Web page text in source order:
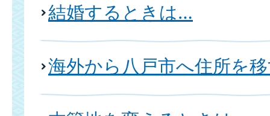
結婚するときは…
海外から八戸市へ住所を